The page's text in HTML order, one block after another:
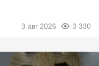
3 авг 2026 3 330